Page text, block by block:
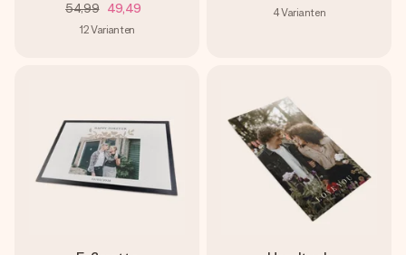
54,99 49,49
12Varianten
4Varianten